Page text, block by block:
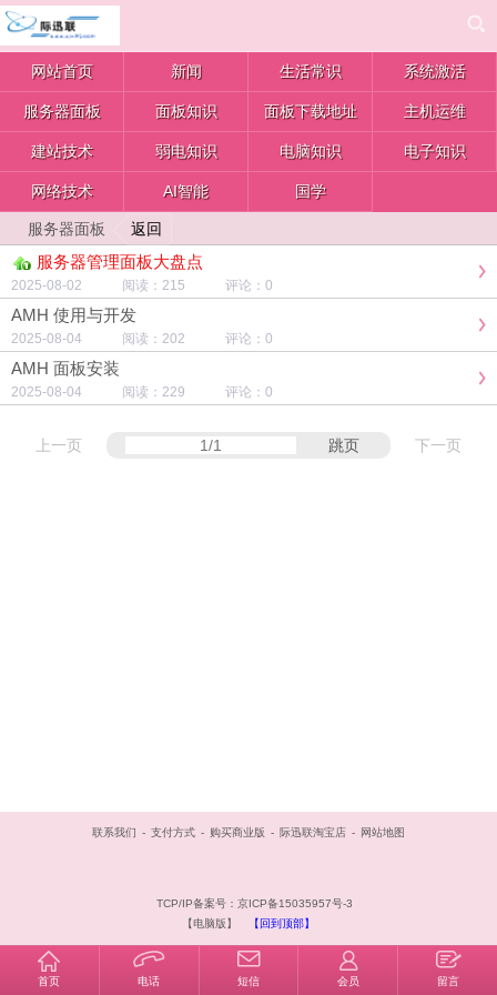
网站首页 新闻 生活常识 系统激活
服务器面板 面板知识 面板下载地址 主机运维
建站技术 弱电知识 电脑知识 电子知识
网络技术 AI智能 国学
返回
服务器面板
服务器管理面板大盘点
2025-08-02 阅读：215 评论：0
AMH 使用与开发
2025-08-04 阅读：202 评论：0
AMH 面板安装
2025-08-04 阅读：229 评论：0
上一页 跳页 下一页
联系我们 - 支付方式 - 购买商业版 - 际迅联淘宝店 - 网站地图
TCP/IP备案号：京ICP备15035957号-3
【电脑版】
【回到顶部】
首页 电话 短信 会员 留言